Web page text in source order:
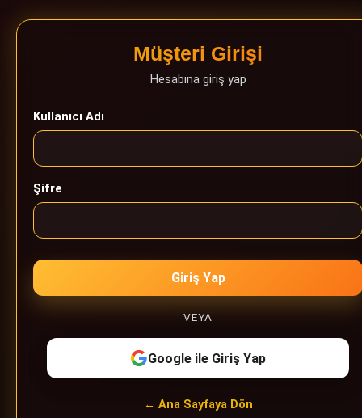
Müşteri Girişi
Hesabına giriş yap
Kullanıcı Adı
Şifre
Giriş Yap
VEYA
Google ile Giriş Yap
← Ana Sayfaya Dön